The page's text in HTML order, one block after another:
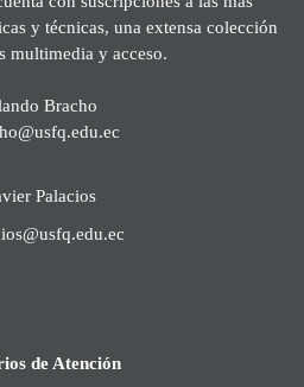
y técnicas, una extensa colección
multimedia y acceso.
Bracho
Palacios
de Atención